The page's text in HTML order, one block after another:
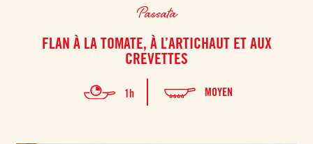
Passata
FLAN À LA TOMATE, À L’ARTICHAUT ET AUX
CREVETTES
1h MOYEN